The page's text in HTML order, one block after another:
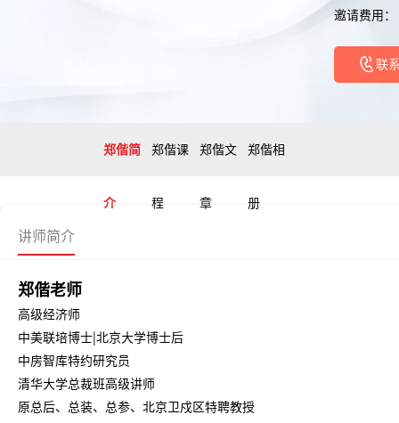
邀请费用
联
郑偕简
介
郑偕课
程
郑偕文
章
郑偕相
册
讲师简介
郑偕老师
高级经济师
中美联培博士 |北京大学博士后
中房智库特约研究员
清华大学总裁班高级讲师
原总后、总装、总参、北京卫戍区特聘教授